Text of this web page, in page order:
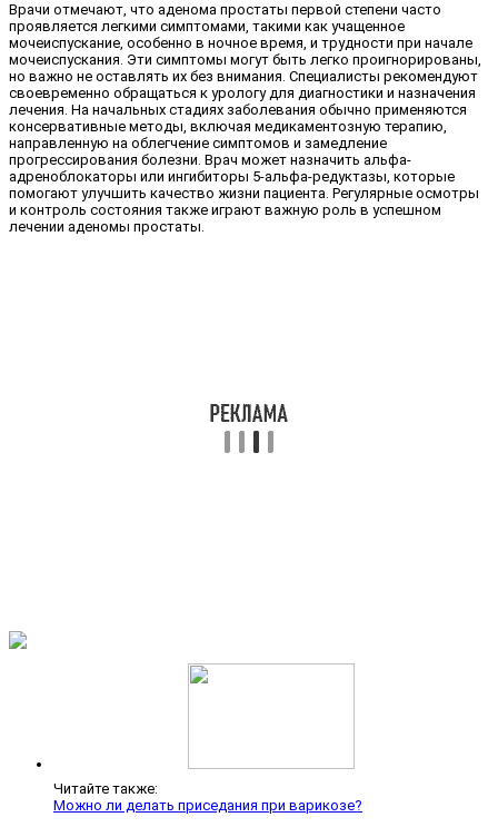
Врачи отмечают, что аденома простаты первой степени часто
проявляется легкими симптомами, такими как учащенное
мочеиспускание, особенно в ночное время, и трудности при начале
мочеиспускания. Эти симптомы могут быть легко проигнорированы,
но важно не оставлять их без внимания. Специалисты рекомендуют
своевременно обращаться к урологу для диагностики и назначения
лечения. На начальных стадиях заболевания обычно применяются
консервативные методы, включая медикаментозную терапию,
направленную на облегчение симптомов и замедление
прогрессирования болезни. Врач может назначить альфа-
адреноблокаторы или ингибиторы 5-альфа-редуктазы, которые
помогают улучшить качество жизни пациента. Регулярные осмотры
и контроль состояния также играют важную роль в успешном
лечении аденомы простаты.
Читайте также:
Можно ли делать приседания при варикозе?